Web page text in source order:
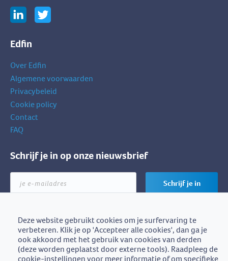
Edfin
Over Edfin
Algemene voorwaarden
Privacybeleid
Cookie policy
Contact
FAQ
Schrijf je in op onze nieuwsbrief
mailadres
Schrijf je in
Edfin is een initiatief van
BZB-Fedafin
Deze website gebruikt cookies om je surfervaring te
verbeteren. Klik je op 'Accepteer alle cookies', dan ga je
ook akkoord met het gebruik van cookies van derden
(deze worden geplaatst door externe tools). Raadpleeg de
cookie-instellingen voor meer informatie of om specifieke